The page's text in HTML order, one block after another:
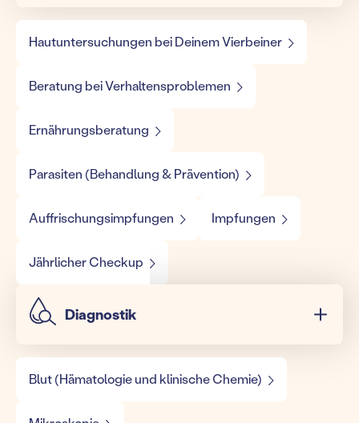
Hautuntersuchungen bei Deinem Vierbeiner
Beratung bei Verhaltensproblemen
Ernährungsberatung
Parasiten (Behandlung & Prävention)
Auffrischungsimpfungen Impfungen
Jährlicher Checkup
Diagnostik
Blut (Hämatologie und klinische Chemie)